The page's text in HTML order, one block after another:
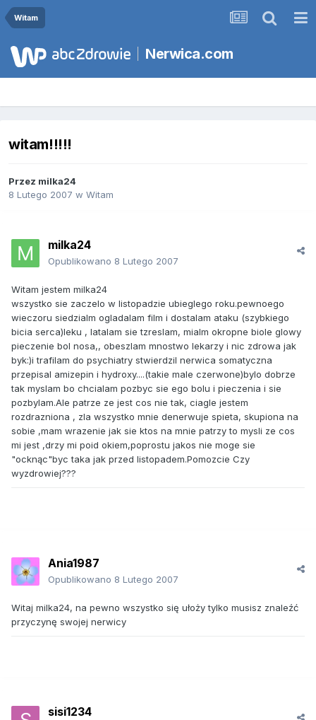
Witam
Nerwica.com
witam!!!!!
Przez milka24
8 Lutego 2007 w Witam
milka24
Opublikowano 8 Lutego 2007
Witam jestem milka24
wszystko sie zaczelo w listopadzie ubieglego roku.pewnoego
wieczoru siedzialm ogladalam film i dostalam ataku (szybkiego
bicia serca)leku , latalam sie tzreslam, mialm okropne biole glowy
pieczenie bol nosa,, obeszlam mnostwo lekarzy i nic zdrowa jak
byk:)i trafilam do psychiatry stwierdzil nerwica somatyczna
przepisal amizepin i hydroxy....(takie male czerwone)bylo dobrze
tak myslam bo chcialam pozbyc sie ego bolu i pieczenia i sie
pozbylam.Ale patrze ze jest cos nie tak, ciagle jestem
rozdrazniona , zla wszystko mnie denerwuje spieta, skupiona na
sobie ,mam wrazenie jak sie ktos na mnie patrzy to mysli ze cos
mi jest ,drzy mi poid okiem,poprostu jakos nie moge sie
"ocknąc"byc taka jak przed listopadem.Pomozcie Czy
wyzdrowiej???
Ania1987
Opublikowano 8 Lutego 2007
Witaj milka24, na pewno wszystko się ułoży tylko musisz znaleźć
przyczynę swojej nerwicy
sisi1234